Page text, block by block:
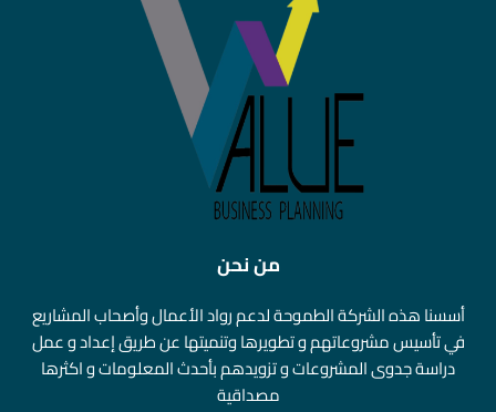
من نحن
أسسنا هذه الشركة الطموحة لدعم رواد الأعمال وأصحاب المشاريع
في تأسيس مشروعاتهم و تطويرها وتنميتها عن طريق إعداد و عمل
دراسة جدوى المشروعات و تزويدهم بأحدث المعلومات و اكثرها
مصداقية